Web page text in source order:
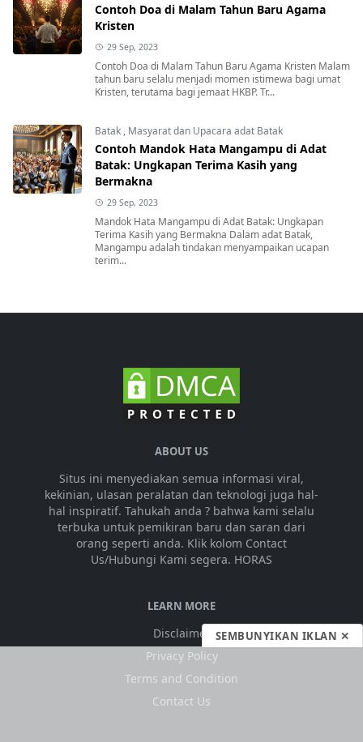
Contoh Doa di Malam Tahun Baru Agama
Kristen
29 Sep, 2023
Contoh Doa di Malam Tahun Baru Agama Kristen Malam
tahun baru selalu menjadi momen istimewa bagi umat
Kristen, terutama bagi jemaat HKBP. Tr...
Batak , Masyarat dan Upacara adat Batak
Contoh Mandok Hata Mangampu di Adat
Batak: Ungkapan Terima Kasih yang
Bermakna
29 Sep, 2023
Mandok Hata Mangampu di Adat Batak: Ungkapan
Terima Kasih yang Bermakna Dalam adat Batak,
Mangampu adalah tindakan menyampaikan ucapan
terim...
ABOUT US
Situs ini menyediakan semua informasi viral,
kekinian, ulasan peralatan dan teknologi juga hal-
hal inspiratif. Tahukah anda ? bahwa kami selalu
terbuka untuk pemikiran baru dan saran dari
orang seperti anda. Klik kolom Contact
Us/Hubungi Kami segera. HORAS
LEARN MORE
Disclaimer
Privacy Policy
Terms and Condition
Contact Us
SEMBUNYIKAN IKLAN ✕